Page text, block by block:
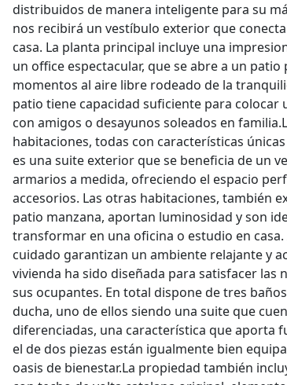
distribuidos de manera inteligente para su
nos recibirá un vestíbulo exterior que
casa. La planta principal incluye una
un office espectacular, que se abre a un
momentos al aire libre rodeado de la
patio tiene capacidad suficiente para colocar
con amigos o desayunos soleados en
habitaciones, todas con características
es una suite exterior que se beneficia de un
armarios a medida, ofreciendo el espacio
accesorios. Las otras habitaciones, también
patio manzana, aportan luminosidad y son
transformar en una oficina o estudio en
cuidado garantizan un ambiente relajante y
vivienda ha sido diseñada para satisfacer las
sus ocupantes. En total dispone de tres
ducha, uno de ellos siendo una suite que
diferenciadas, una característica que aporta
el de dos piezas están igualmente bien
oasis de bienestar.La propiedad también